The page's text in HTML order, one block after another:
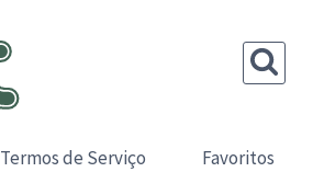
Termos de Serviço Favoritos